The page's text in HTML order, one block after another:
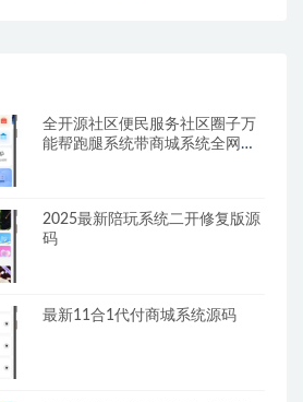
全开源社区便民服务社区圈子万
能帮跑腿系统带商城系统全网首
2025最新陪玩系统二开修复版源
码
最新11合1代付商城系统源码